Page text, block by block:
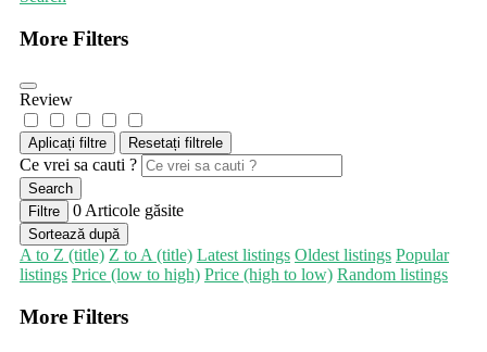
More Filters
Review
Aplicați filtre Resetați filtrele
Ce vrei sa cauti ?
Search
Filtre
0 Articole găsite
Sortează după
A to Z (title) Z to A (title) Latest listings Oldest listings Popular
listings Price (low to high) Price (high to low) Random listings
More Filters